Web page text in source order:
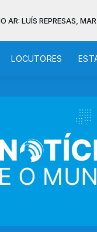
MARTINHO DA
LOCUTORES